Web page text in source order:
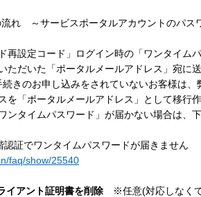
～サービスポータルアカウントのパスワ
設定コード」ログイン時の「ワンタイム
いた「ポータルメールアドレス」宛に送
のお申し込みをされていないお客様は、
ポータルメールアドレス」として移行作
イムパスワード」が届かない場合は、下
でワンタイムパスワードが届きません
faq/show/25540
イアント証明書を削除
※任意(対応しなく